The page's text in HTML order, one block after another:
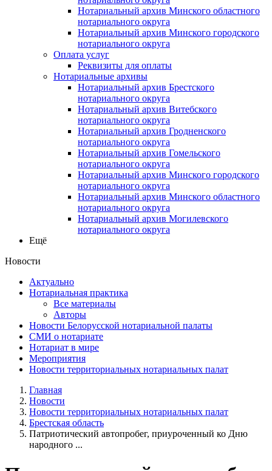
Нотариальный архив Минского областного
нотариального округа
Нотариальный архив Минского городского
нотариального округа
Оплата услуг
Реквизиты для оплаты
Нотариальные архивы
Нотариальный архив Брестского
нотариального округа
Нотариальный архив Витебского
нотариального округа
Нотариальный архив Гродненского
нотариального округа
Нотариальный архив Гомельского
нотариального округа
Нотариальный архив Минского городского
нотариального округа
Нотариальный архив Минского областного
нотариального округа
Нотариальный архив Могилевского
нотариального округа
Ещё
Новости
Актуально
Нотариальная практика
Все материалы
Авторы
Новости Белорусской нотариальной палаты
СМИ о нотариате
Нотариат в мире
Мероприятия
Новости территориальных нотариальных палат
Главная
Новости
Новости территориальных нотариальных палат
Брестская область
Патриотический автопробег, приуроченный ко Дню
народного ...